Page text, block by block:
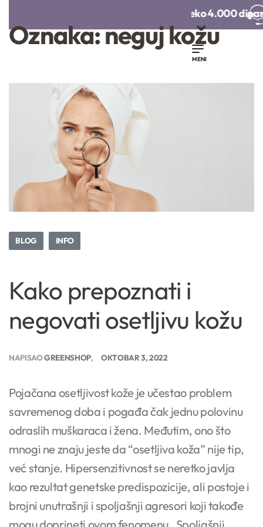
Besplatna dostava preko 4.000
Poklon vaučer
3.000,00
20.000,00
Organski šampon za
suvo pranje tamne
kose | Centifolia
Oznaka:neguj kožu
BLOG INFO
Kako prepoznati i
negovati osetljivu kožu
NAPISAOGREENSHOP OKTOBAR 3, 2022
Pojačana osetljivost kože je učestao problem
savremenog doba i pogađa čak jednu polovinu
odraslih muškaraca i žena. Međutim, ono što
mnogi ne znaju jeste da “osetljiva koža” nije tip,
već stanje. Hipersenzitivnost se neretko javlja
kao rezultat genetske predispozicije, ali postoje i
brojni unutrašnji i spoljašnji agresori koji takođe